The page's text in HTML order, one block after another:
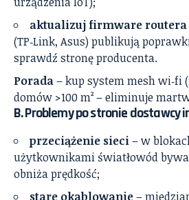
aktualizuj firmware routera
(TP‑Link, Asus) publikują
sprawdź stronę producenta.
Porada– kup system mesh wi‑fi
domów >100 m² – eliminuje
B. Problemy po stronie dostawcy
przeciążenie sieci– w
użytkownikami światłowód bywa
obniża prędkość;
stare okablowanie–